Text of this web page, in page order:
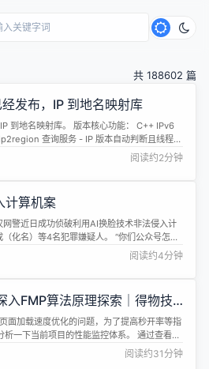
共 188602 篇
发布，IP 到地名映射库
到地名映射库。 版本核心功能： C++ IPv6
查询服务 - IP 版本自动判断且线程安
Java Binding ReadMe，maven pom 版本升
refactor...
阅读约2分钟
计算机案
警近日成功侦破利用AI换脸技术非法侵入计
化名）等4名犯罪嫌疑人。 “你们公众号怎么
谱吗？”某MCN 机构工作人员像往常一样打开
粉丝留言惊出了一身冷汗。 工作人员急忙查
心运营的账号，不知何时竟发文称即将停
阅读约4分钟
入FMP算法原理探索｜得物技
面加载速度优化的问题，为了提高秒开率等指
一下当前项目的性能监控体系。 通过查看报
，我开始了解项目的性能数据采集情况。为
深入研究了相关SDK的源码实现。 在分析过
阅读约31分钟